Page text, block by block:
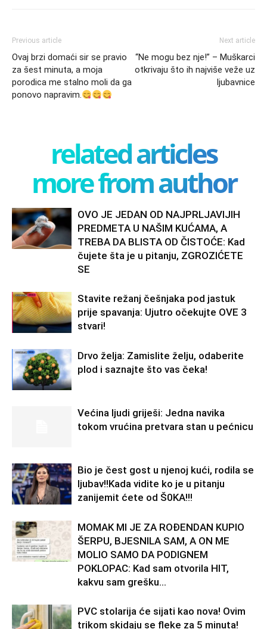
Previous article
Ovaj brzi domaći sir se pravio
za šest minuta, a moja
porodica me stalno moli da ga
ponovo napravim.
Next article
“Ne mogu bez nje!” – Muškarci
otkrivaju što ih najviše veže uz
ljubavnice
related articles
more from author
OVO JE JEDAN OD NAJPRLJAVIJIH
PREDMETA U NAŠIM KUĆAMA, A
TREBA DA BLISTA OD ČISTOĆE: Kad
čujete šta je u pitanju, ZGROZIĆETE
SE
Stavite režanj češnjaka pod jastuk
prije spavanja: Ujutro očekujte OVE 3
stvari!
Drvo želja: Zamislite želju, odaberite
plod i saznajte što vas čeka!
Većina ljudi griješi: Jedna navika
tokom vrućina pretvara stan u pećnicu
Bio je čest gost u njenoj kući, rodila se
ljubav!!Kada vidite ko je u pitanju
zanijemit ćete od Š0KA!!!
MOMAK MI JE ZA ROĐENDAN KUPIO
ŠERPU, BJESNILA SAM, A ON ME
MOLIO SAMO DA PODIGNEM
POKLOPAC: Kad sam otvorila HIT,
kakvu sam grešku...
PVC stolarija će sijati kao nova! Ovim
trikom skidaju se fleke za 5 minuta!